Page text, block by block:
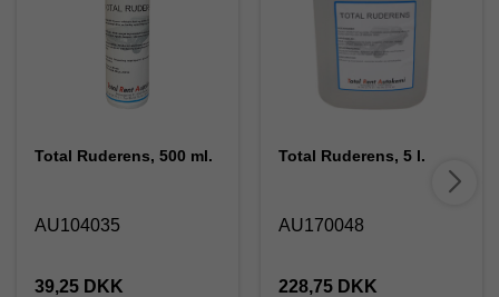
Total Ruderens, 500 ml.
AU104035
39,25 DKK
Total Ruderens, 5 l.
AU170048
228,75 DKK